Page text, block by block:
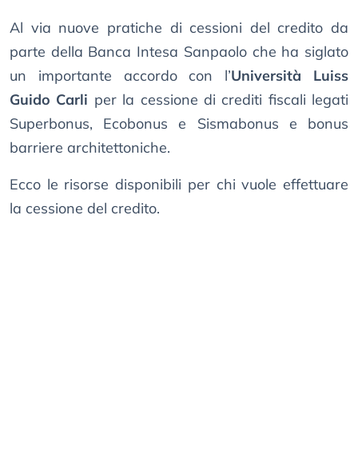
Al via nuove pratiche di cessioni del credito da
parte della Banca Intesa Sanpaolo che ha siglato
un importante accordo con l’Università Luiss
Guido Carli per la cessione di crediti fiscali legati
Superbonus, Ecobonus e Sismabonus e bonus
barriere architettoniche.
Ecco le risorse disponibili per chi vuole effettuare
la cessione del credito.